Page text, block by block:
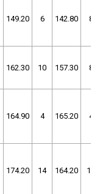
149.20 6 142.80 8
162.30 10 157.30 8
164.90 4 165.20 4
174.20 14 164.20 16